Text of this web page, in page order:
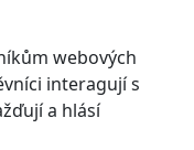
webových
interagují s
a hlásí